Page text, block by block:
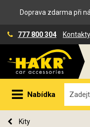
Doprava zdarma při
777 800 304 Kontakty
Nabídka
Kity